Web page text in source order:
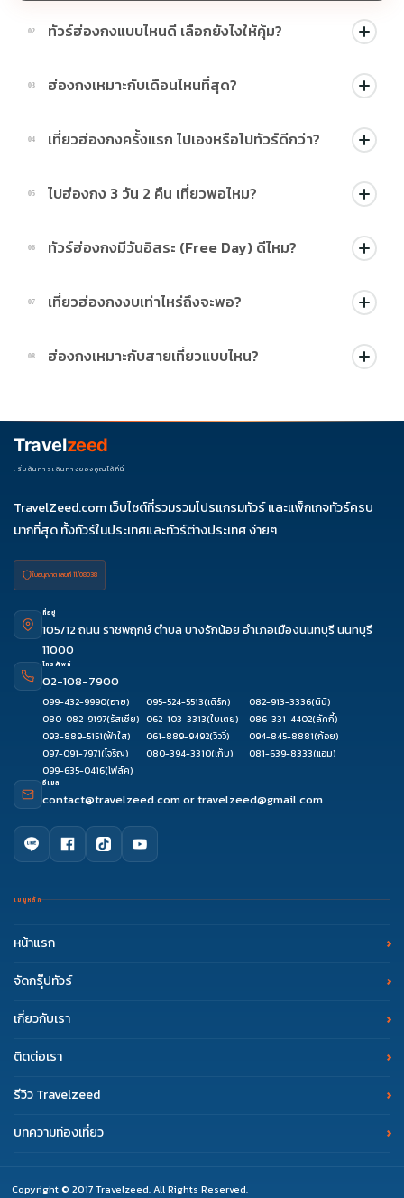
02 ทัวร์ฮ่องกงแบบไหนดี เลือกยังไงให้คุ้ม?
ควรเลือกตามสไตล์ เช่น ทัวร์ฮ่องกงสายมู ไหว้พระ, ทัวร์ฮ่องกงช้อป
ปิ้ง, หรือ ทัวร์ฮ่องกงมี Free Day หากอยากอิสระ แนะนำโปรที่มีวันว่าง
03 ฮ่องกงเหมาะกับเดือนไหนที่สุด?
ช่วงดีที่สุดคือ ต.ค. - ธ.ค. สำหรับคนที่ค้นหา เที่ยวฮ่องกงเดือนไหน
อากาศดี เพราะอากาศเย็นสบาย ฟ้าใส ถ่ายรูปสวย ส่วน มิ.ย. – ส.ค.
04 เที่ยวฮ่องกงครั้งแรก ไปเองหรือไปทัวร์ดีกว่า?
ถ้าไม่เคยไป แนะนำ ทัวร์ฮ่องกงสำหรับมือใหม่ จะสะดวก เที่ยวครบ ไม่
ต้องวางแผนเอง แต่ถ้าชอบอิสระ เลือกทัวร์ที่มี Free Day หรือเที่ยว
05 ไปฮ่องกง 3 วัน 2 คืน เที่ยวพอไหม?
เพียงพอสำหรับแลนด์มาร์กหลัก เช่น Victoria Peak และ Avenue of
Stars เหมาะกับคนที่มีเวลาน้อยและต้องการ เที่ยวฮ่องกงสั้น ๆ แต่
06 ทัวร์ฮ่องกงมีวันอิสระ (Free Day) ดีไหม?
ดีมากสำหรับคนที่อยาก เที่ยวฮ่องกงด้วยตัวเอง เช่น ช้อปปิ้ง หรือไป
คาเฟ่ แต่ต้องวางแผนเส้นทางเอง โดยเฉพาะการใช้ MTR
07 เที่ยวฮ่องกงงบเท่าไหร่ถึงจะพอ?
โดยรวม งบเที่ยวฮ่องกง 3 วัน 2 คืน จะอยู่ประมาณ 15,000 -
30,000 บาท รวมค่าทัวร์และค่าใช้จ่ายส่วนตัว ขึ้นอยู่กับสไตล์การ
08 ฮ่องกงเหมาะกับสายเที่ยวแบบไหน?
ถ่ายรูปวิวเมือง หรือ เที่ยวครอบครัวฮ่องกง เพราะมีครบทุก
ประสบการณ์ในเมืองเดียว
Travelzeed
เริ่มต้นการเดินทางของคุณได้ที่นี่
TravelZeed.com เว็บไซต์ที่รวมรวมโปรแกรมทัวร์ และแพ็กเกจทัวร์ครบ
มากที่สุด ทั้งทัวร์ในประเทศและทัวร์ต่างประเทศ ง่ายๆ
ใบอนุญาต เลขที่ 11/08038
ที่อยู่
105/12 ถนน ราชพฤกษ์ ตำบล บางรักน้อย อำเภอเมืองนนทบุรี นนทบุรี
11000
โทรศัพท์
02-108-7900
099-432-9990(อาย) 095-524-5513(เติร์ก) 082-913-3336(นินิ)
080-082-9197(รัสเซีย) 062-103-3313(ใบเตย) 086-331-4402(ลัคกี้)
093-889-5151(ฟ้าใส) 061-889-9492(วิววี่) 094-845-8881(ก้อย)
097-091-7971(โจริญ) 080-394-3310(เก็บ) 081-639-8333(แอม)
099-635-0416(โฟล์ค)
อีเมล
contact@travelzeed.comortravelzeed@gmail.com
เมนูหลัก
หน้าแรก
จัดกรุ๊ปทัวร์
เกี่ยวกับเรา
ติดต่อเรา
รีวิว Travelzeed
บทความท่องเที่ยว
Copyright © 2017 Travelzeed. All Rights Reserved.